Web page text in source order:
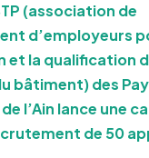
(association de
d’employeurs
et la qualification
bâtiment) des
l’Ain lance une
de 50